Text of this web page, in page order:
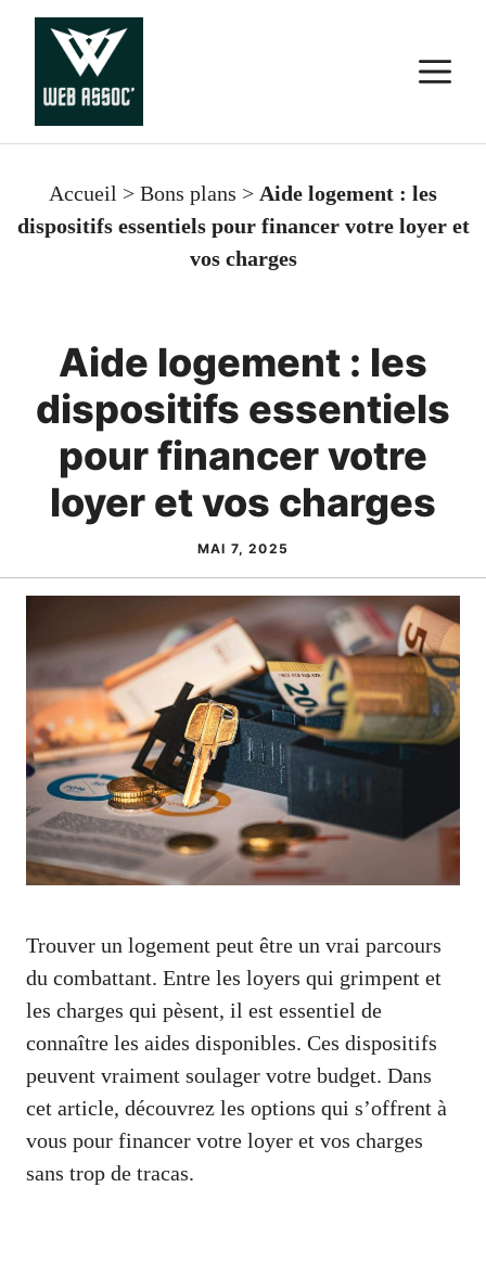
Aller
Accueil > Bons plans > Aide logement : les
dispositifs essentiels pour financer votre loyer et
vos charges
Aide logement : les
dispositifs essentiels
pour financer votre
loyer et vos charges
MAI 7, 2025
Trouver un logement peut être un vrai parcours
du combattant. Entre les loyers qui grimpent et
les charges qui pèsent, il est essentiel de
connaître les aides disponibles. Ces dispositifs
peuvent vraiment soulager votre budget. Dans
cet article, découvrez les options qui s’offrent à
vous pour financer votre loyer et vos charges
sans trop de tracas.